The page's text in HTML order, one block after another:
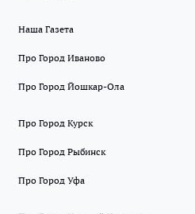
Наша Газета
Про Город Иваново
Про Город Йошкар-Ола
Про Город Курск
Про Город Рыбинск
Про Город Уфа